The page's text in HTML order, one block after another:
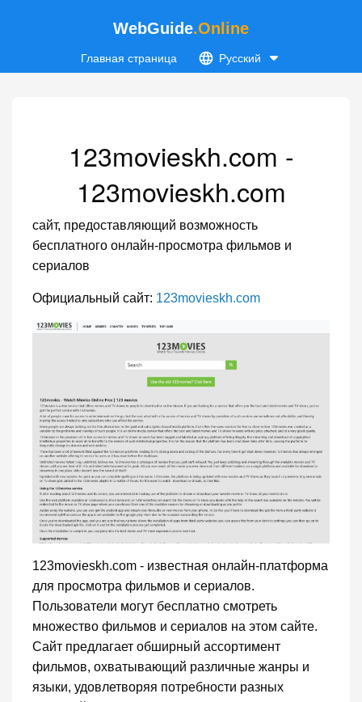
WebGuide.Online
Главная страница Русский
123movieskh.com -
123movieskh.com
сайт, предоставляющий возможность
бесплатного онлайн-просмотра фильмов и
сериалов
Официальный сайт: 123movieskh.com
123movieskh.com - известная онлайн-платформа
для просмотра фильмов и сериалов.
Пользователи могут бесплатно смотреть
множество фильмов и сериалов на этом сайте.
Сайт предлагает обширный ассортимент
фильмов, охватывающий различные жанры и
языки, удовлетворяя потребности разных